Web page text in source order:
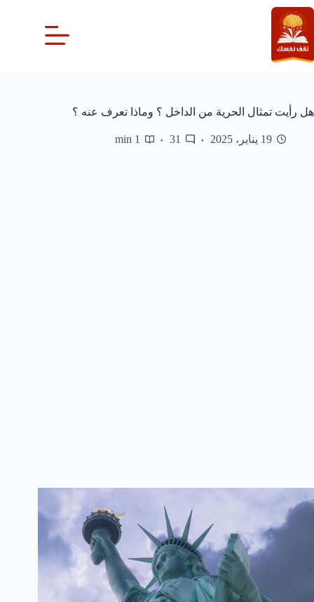
التجاوز
إلى
المحتوى
هل رأيت تمثال الحرية من الداخل ؟ وماذا تعرف عنه ؟
19 يناير، 2025 31
1 min